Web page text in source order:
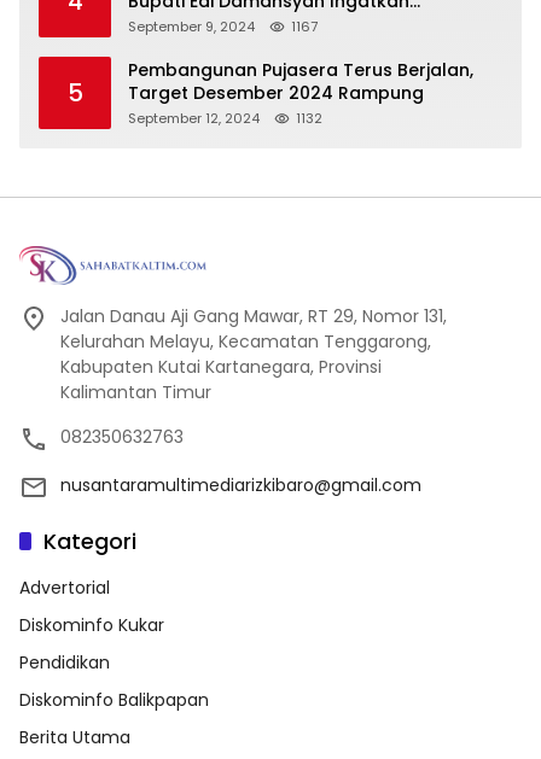
Tanggung Jawab Baru
September 9, 2024 1167
5
Pembangunan Pujasera Terus Berjalan,
Target Desember 2024 Rampung
September 12, 2024 1132
Jalan Danau Aji Gang Mawar, RT 29, Nomor 131,
Kelurahan Melayu, Kecamatan Tenggarong,
Kabupaten Kutai Kartanegara, Provinsi
Kalimantan Timur
082350632763
nusantaramultimediarizkibaro@gmail.com
Kategori
Advertorial
Diskominfo Kukar
Pendidikan
Diskominfo Balikpapan
Berita Utama